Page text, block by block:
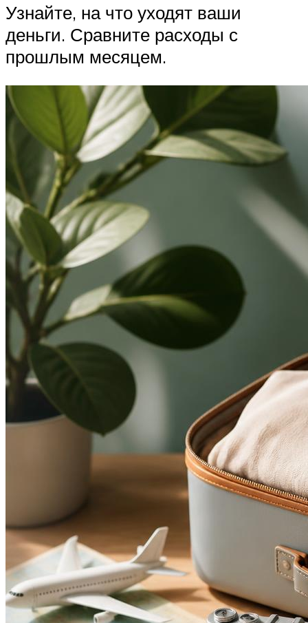
Узнайте, на что уходят ваши
деньги. Сравните расходы с
прошлым месяцем.